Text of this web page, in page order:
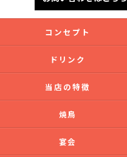
コンセプト
ドリンク
当店の特徴
焼鳥
宴会